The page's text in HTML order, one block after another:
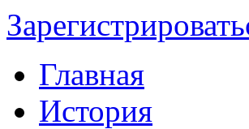
Главная
История